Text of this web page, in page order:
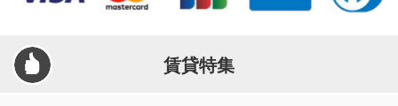
賃貸特集